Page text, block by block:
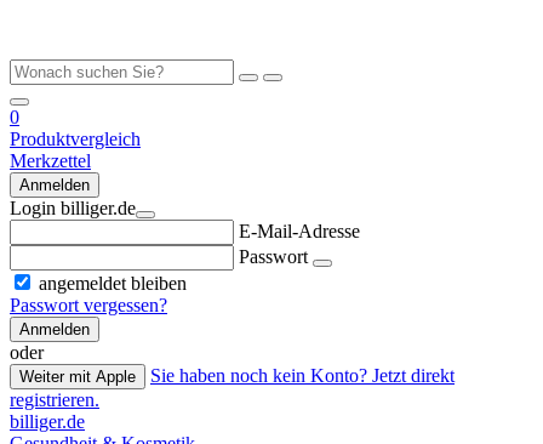
0
Produktvergleich
Merkzettel
Anmelden
Login billiger.de
E-Mail-Adresse
Passwort
angemeldet bleiben
Passwort vergessen?
Anmelden
oder
Weiter mit Apple
Sie haben noch kein Konto? Jetzt direkt
registrieren.
billiger.de